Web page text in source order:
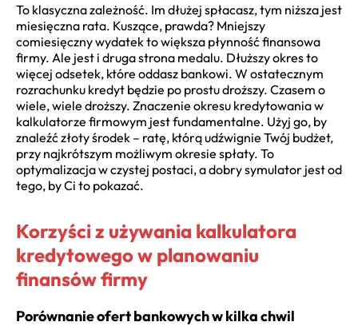
To klasyczna zależność. Im dłużej spłacasz, tym niższa jest
miesięczna rata. Kuszące, prawda? Mniejszy
comiesięczny wydatek to większa płynność finansowa
firmy. Ale jest i druga strona medalu. Dłuższy okres to
więcej odsetek, które oddasz bankowi. W ostatecznym
rozrachunku kredyt będzie po prostu droższy. Czasem o
wiele, wiele droższy. Znaczenie okresu kredytowania w
kalkulatorze firmowym jest fundamentalne. Użyj go, by
znaleźć złoty środek – ratę, którą udźwignie Twój budżet,
przy najkrótszym możliwym okresie spłaty. To
optymalizacja w czystej postaci, a dobry symulator jest od
tego, by Ci to pokazać.
Korzyści z używania kalkulatora
kredytowego w planowaniu
finansów firmy
Porównanie ofert bankowych w kilka chwil